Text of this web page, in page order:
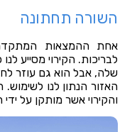
השורה תחתונה
אחת ההמצאות
לבריכות. הקירוי מסייע
שלה, אבל הוא גם עוזר
האזור הנתון לנו לשימוש.
והקירוי אשר מותקן על